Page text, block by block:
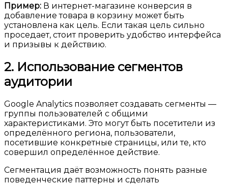
Пример: В интернет-магазине конверсия в
добавление товара в корзину может быть
установлена как цель. Если такая цель сильно
проседает, стоит проверить удобство интерфейса
и призывы к действию.
2. Использование сегментов
аудитории
Google Analytics позволяет создавать сегменты —
группы пользователей с общими
характеристиками. Это могут быть посетители из
определённого региона, пользователи,
посетившие конкретные страницы, или те, кто
совершил определённое действие.
Сегментация даёт возможность понять разные
поведенческие паттерны и сделать